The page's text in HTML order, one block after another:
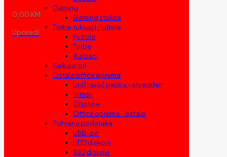
0,00 KM
Uporedi
Gaming
Gaming stolice
Torbe, ruksaci i futrole
Futrole
Torbe
Ruksaci
Kalkulatori
Ostala office oprema
Uništavač papira – shredderi
Trimeri
Giljotine
Office oprema – ostalo
Pohrana podataka
USB-ovi
HDD diskovi
SSD diskovi